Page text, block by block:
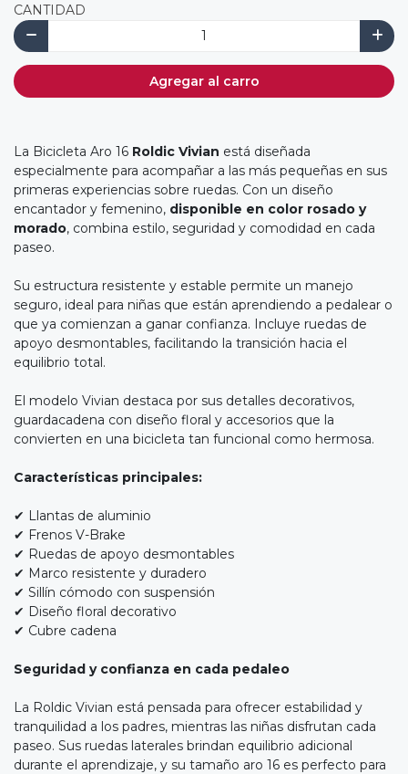
CANTIDAD
Agregar al carro
La Bicicleta Aro 16 Roldic Vivian está diseñada
especialmente para acompañar a las más pequeñas en sus
primeras experiencias sobre ruedas. Con un diseño
encantador y femenino, disponible en color rosado y
morado, combina estilo, seguridad y comodidad en cada
paseo.
Su estructura resistente y estable permite un manejo
seguro, ideal para niñas que están aprendiendo a pedalear o
que ya comienzan a ganar confianza. Incluye ruedas de
apoyo desmontables, facilitando la transición hacia el
equilibrio total.
El modelo Vivian destaca por sus detalles decorativos,
guardacadena con diseño floral y accesorios que la
convierten en una bicicleta tan funcional como hermosa.
Características principales:
✔ Llantas de aluminio
✔ Frenos V-Brake
✔ Ruedas de apoyo desmontables
✔ Marco resistente y duradero
✔ Sillín cómodo con suspensión
✔ Diseño floral decorativo
✔ Cubre cadena
Seguridad y confianza en cada pedaleo
La Roldic Vivian está pensada para ofrecer estabilidad y
tranquilidad a los padres, mientras las niñas disfrutan cada
paseo. Sus ruedas laterales brindan equilibrio adicional
durante el aprendizaje, y su tamaño aro 16 es perfecto para